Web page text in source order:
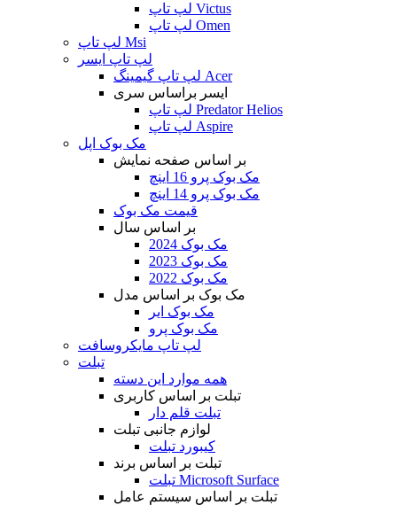
لپ تاپ Victus
لپ تاپ Omen
لپ تاپ Msi
لپ تاپ ایسر
لپ تاپ گیمینگ Acer
ایسر براساس سری
لپ تاپ Predator Helios
لپ تاپ Aspire
مک بوک اپل
بر اساس صفحه نمایش
مک بوک پرو 16 اینچ
مک بوک پرو 14 اینچ
قیمت مک بوک
بر اساس سال
مک بوک 2024
مک بوک 2023
مک بوک 2022
مک بوک بر اساس مدل
مک بوک ایر
مک بوک پرو
لپ تاپ مایکروسافت
تبلت
همه موارد این دسته
تبلت بر اساس کاربری
تبلت قلم دار
لوازم جانبی تبلت
کیبورد تبلت
تبلت بر اساس برند
تبلت Microsoft Surface
تبلت بر اساس سیستم عامل